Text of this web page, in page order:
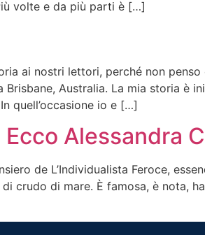
volte e da più parti è […]
ai nostri lettori, perché non
Australia. La mia storia è
quell’occasione io e […]
Alessandra
de L’Individualista Feroce,
crudo di mare. È famosa, è nota,